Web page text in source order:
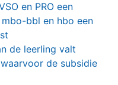
en PRO een
bbl en hbo een
de leerling valt
de subsidie